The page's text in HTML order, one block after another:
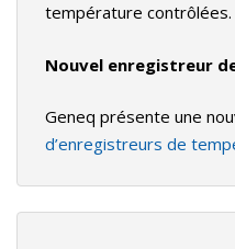
température contrôlées.
Nouvel enregistreur
Geneq présente une
d’enregistreurs de